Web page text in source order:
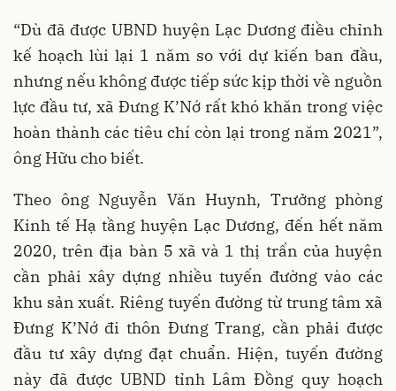
“Dù đã được UBND huyện Lạc Dương điều chỉnh
kế hoạch lùi lại 1 năm so với dự kiến ban đầu,
nhưng nếu không được tiếp sức kịp thời về nguồn
lực đầu tư, xã Đưng K’Nớ rất khó khăn trong việc
hoàn thành các tiêu chí còn lại trong năm 2021”,
ông Hữu cho biết.
Theo ông Nguyễn Văn Huynh, Trưởng phòng
Kinh tế Hạ tầng huyện Lạc Dương, đến hết năm
2020, trên địa bàn 5 xã và 1 thị trấn của huyện
cần phải xây dựng nhiều tuyến đường vào các
khu sản xuất. Riêng tuyến đường từ trung tâm xã
Đưng K’Nớ đi thôn Đưng Trang, cần phải được
đầu tư xây dựng đạt chuẩn. Hiện, tuyến đường
này đã được UBND tỉnh Lâm Đồng quy hoạch